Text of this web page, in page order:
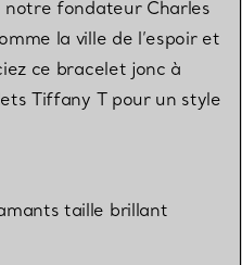
notre fondateur Charles
la ville de l’espoir et
ce bracelet jonc à
Tiffany T pour un style
taille brillant